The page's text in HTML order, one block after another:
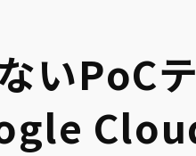
いPoC